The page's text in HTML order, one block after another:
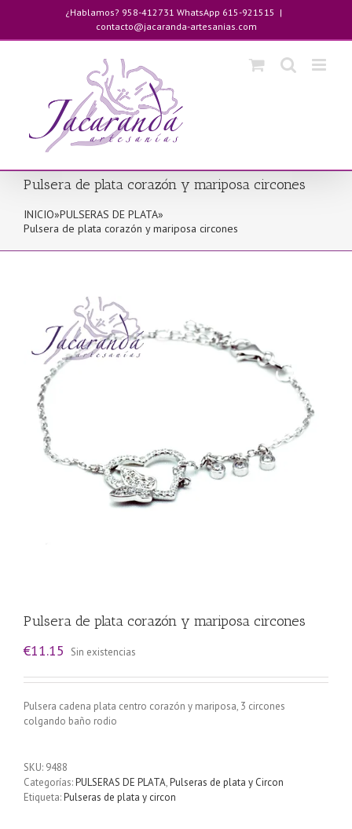
contenido
¿Hablamos? 958-412731 WhatsApp 615-921515 |
contacto@jacaranda-artesanias.com
Pulsera de plata corazón y mariposa circones
INICIO»PULSERAS DE PLATA»
Pulsera de plata corazón y mariposa circones
Pulsera de plata corazón y mariposa circones
€11.15 Sin existencias
Pulsera cadena plata centro corazón y mariposa, 3 circones
colgando baño rodio
SKU: 9488
Categorías:PULSERAS DE PLATA,Pulseras de plata y Circon
Etiqueta:Pulseras de plata y circon